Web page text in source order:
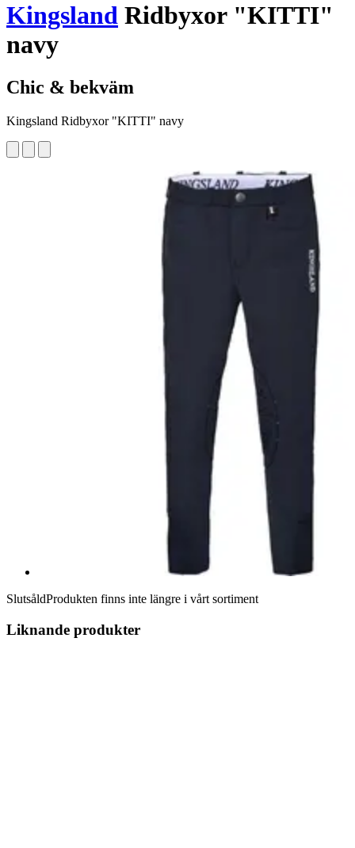
Kingsland Ridbyxor "KITTI"
navy
Chic & bekväm
Kingsland Ridbyxor "KITTI" navy
SlutsåldProdukten finns inte längre i vårt sortiment
Liknande produkter